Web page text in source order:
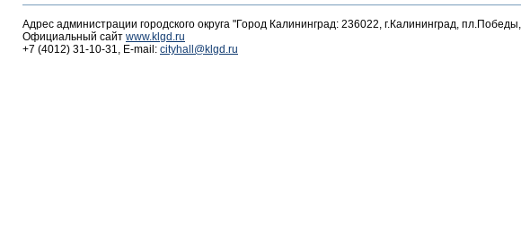
Адрес администрации городского округа "Город Калининград: 236022, г.Калининград,
Официальный сайт www.klgd.ru
+7 (4012) 31-10-31, E-mail: cityhall@klgd.ru